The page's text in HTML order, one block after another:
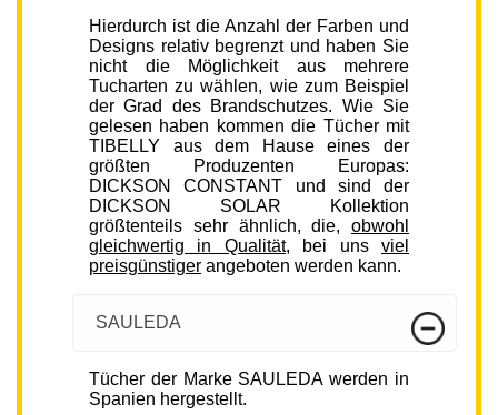
Hierdurch ist die Anzahl der Farben und
Designs relativ begrenzt und haben Sie
nicht die Möglichkeit aus mehrere
Tucharten zu wählen, wie zum Beispiel
der Grad des Brandschutzes. Wie Sie
gelesen haben kommen die Tücher mit
TIBELLY aus dem Hause eines der
größten Produzenten Europas:
DICKSON CONSTANT und sind der
DICKSON SOLAR Kollektion
größtenteils sehr ähnlich, die, obwohl
gleichwertig in Qualität, bei unsviel
preisgünstiger angeboten werden kann.
SAULEDA
Tücher der Marke SAULEDA werden in
Spanien hergestellt.